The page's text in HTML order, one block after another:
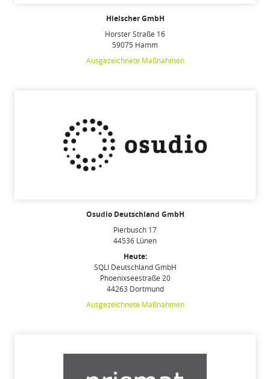
Hielscher GmbH
Horster Straße 16
59075 Hamm
Ausgezeichnete Maßnahmen
Osudio Deutschland GmbH
Pierbusch 17
44536 Lünen
Heute:
SQLI Deutschland GmbH
Phoenixseestraße 20
44263 Dortmund
Ausgezeichnete Maßnahmen